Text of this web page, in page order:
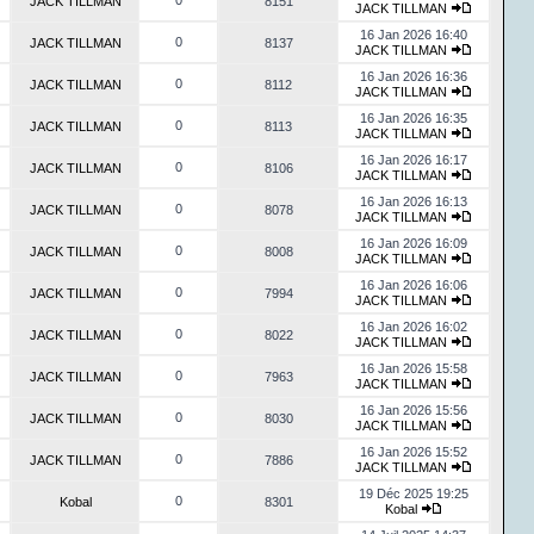
JACK TILLMAN
JACK TILLMAN 0 8137
16 Jan 2026 16:40
JACK TILLMAN
JACK TILLMAN 0 8112
16 Jan 2026 16:36
JACK TILLMAN
JACK TILLMAN 0 8113
16 Jan 2026 16:35
JACK TILLMAN
JACK TILLMAN 0 8106
16 Jan 2026 16:17
JACK TILLMAN
JACK TILLMAN 0 8078
16 Jan 2026 16:13
JACK TILLMAN
JACK TILLMAN 0 8008
16 Jan 2026 16:09
JACK TILLMAN
JACK TILLMAN 0 7994
16 Jan 2026 16:06
JACK TILLMAN
JACK TILLMAN 0 8022
16 Jan 2026 16:02
JACK TILLMAN
JACK TILLMAN 0 7963
16 Jan 2026 15:58
JACK TILLMAN
JACK TILLMAN 0 8030
16 Jan 2026 15:56
JACK TILLMAN
JACK TILLMAN 0 7886
16 Jan 2026 15:52
JACK TILLMAN
Kobal 0 8301
19 Déc 2025 19:25
Kobal